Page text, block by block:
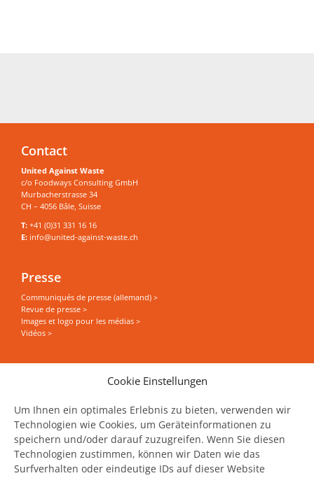
Cookie Einstellungen
Um Ihnen ein optimales Erlebnis zu bieten, verwenden wir
Technologien wie Cookies, um Geräteinformationen zu
speichern und/oder darauf zuzugreifen. Wenn Sie diesen
Technologien zustimmen, können wir Daten wie das
Surfverhalten oder eindeutige IDs auf dieser Website
Contact
United Against Waste
c/o Foodways Consulting GmbH
Murbacherstrasse 34
CH – 4056 Bâle, Suisse
T: +41 (0)31 331 16 16
E: info@united-against-waste.ch
Presse
Communiqués de presse (allemand) >
Revue de presse >
Images et logo pour les médias >
Vidéos >
Vous souhaitez tout savoir sur le thème Food Save
? Recevoir des actualités, des événements et des
articles directement dans votre boîte mail ?
Abonnez‑vous à notre newsletter !